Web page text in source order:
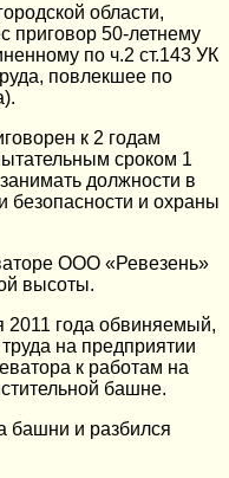
области,
приговор 50-летнему
по ч.2 ст.143 УК
повлекшее по
к 2 годам
сроком 1
должности в
безопасности и охраны
ООО «Ревезень»
высоты.
2011 года обвиняемый,
на предприятии
к работам на
башне.
башни и разбился